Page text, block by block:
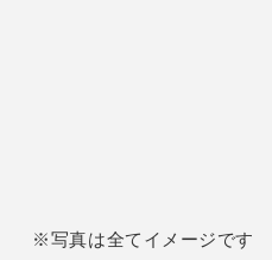
※写真は全てイメージです